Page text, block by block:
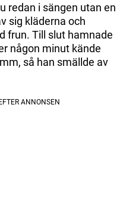
redan i sängen utan en
sig kläderna och
frun. Till slut hamnade
någon minut kände
så han smällde av